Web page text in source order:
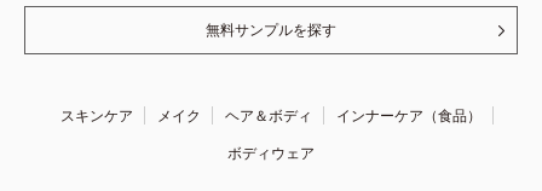
無料サンプルを探す
スキンケア メイク ヘア＆ボディ
インナーケア（食品）
ボディウェア